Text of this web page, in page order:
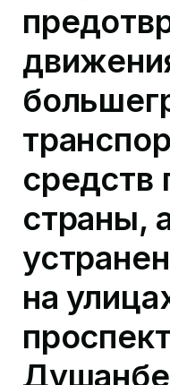
средств
страны,
на